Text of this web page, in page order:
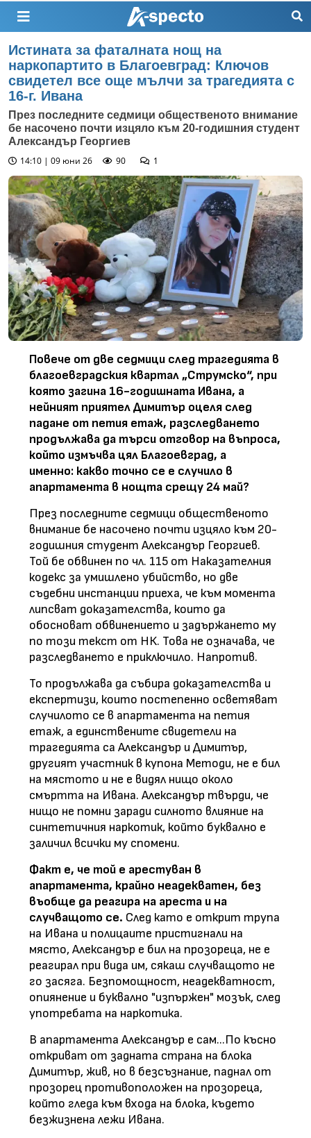
Истината за фаталната нощ на
наркопартито в Благоевград: Ключов
свидетел все още мълчи за трагедията с
16-г. Ивана
През последните седмици общественото внимание
бе насочено почти изцяло към 20-годишния студент
Александър Георгиев
14:10 | 09 юни 26
90 1
Повече от две седмици след трагедията в
благоевградския квартал „Струмско“, при
която загина 16-годишната Ивана, а
нейният приятел Димитър оцеля след
падане от петия етаж, разследването
продължава да търси отговор на въпроса,
който измъчва цял Благоевград, а
именно: какво точно се е случило в
апартамента в нощта срещу 24 май?
През последните седмици общественото
внимание бе насочено почти изцяло към 20-
годишния студент Александър Георгиев.
Той бе обвинен по чл. 115 от Наказателния
кодекс за умишлено убийство, но две
съдебни инстанции приеха, че към момента
липсват доказателства, които да
обосноват обвинението и задържането му
по този текст от НК. Това не означава, че
разследването е приключило. Напротив.
То продължава да събира доказателства и
експертизи, които постепенно осветяват
случилото се в апартамента на петия
етаж, а единствените свидетели на
трагедията са Александър и Димитър,
другият участник в купона Методи, не е бил
на мястото и не е видял нищо около
смъртта на Ивана. Александър твърди, че
нищо не помни заради силното влияние на
синтетичния наркотик, който буквално е
заличил всички му спомени.
Факт е, че той е арестуван в
апартамента, крайно неадекватен, без
въобще да реагира на ареста и на
случващото се. След като е открит трупа
на Ивана и полицаите пристигнали на
място, Александър е бил на прозореца, не е
реагирал при вида им, сякаш случващото не
го засяга. Безпомощност, неадекватност,
опиянение и буквално "изпържен" мозък, след
употребата на наркотика.
В апартамента Александър е сам...По късно
откриват от задната страна на блока
Димитър, жив, но в безсъзнание, паднал от
прозорец противоположен на прозореца,
който гледа към входа на блока, където
безжизнена лежи Ивана.